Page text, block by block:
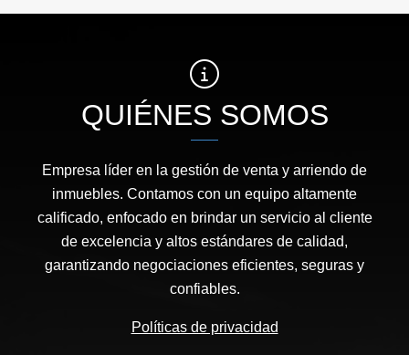
QUIÉNES SOMOS
Empresa líder en la gestión de venta y arriendo de
inmuebles. Contamos con un equipo altamente
calificado, enfocado en brindar un servicio al cliente
de excelencia y altos estándares de calidad,
garantizando negociaciones eficientes, seguras y
confiables.
Políticas de privacidad